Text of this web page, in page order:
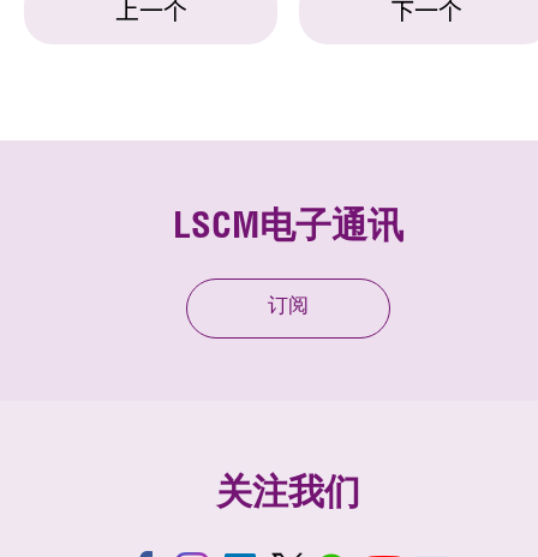
上一个 下一个
LSCM电子通讯
订阅
关注我们